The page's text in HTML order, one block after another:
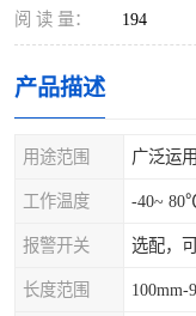
阅 读 量： 194
产品描述
用途范围
工作温度 -40~
报警开关
长度范围 100mm-